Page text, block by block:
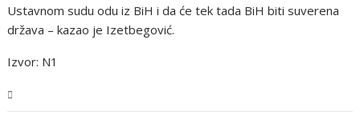
Ustavnom sudu odu iz BiH i da će tek tada BiH biti suverena
država – kazao je Izetbegović.
Izvor: N1